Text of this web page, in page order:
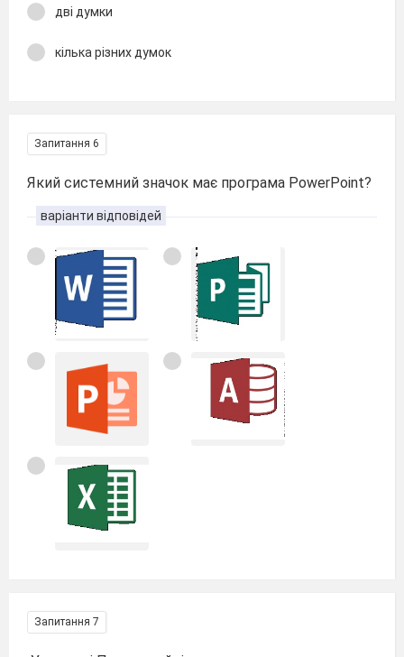
дві думки
кілька різних думок
Запитання 6
Який системний значок має програма PowerPoint?
варіанти відповідей
Запитання 7